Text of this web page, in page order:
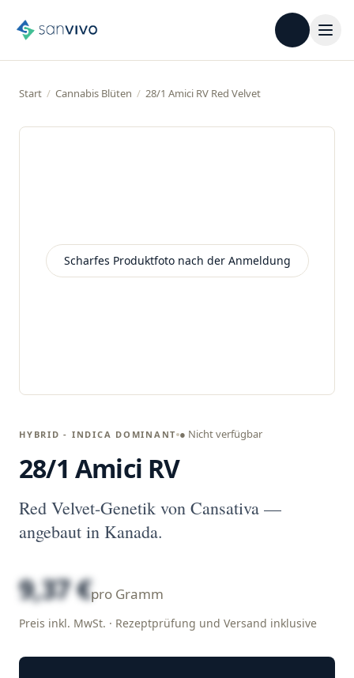
Start / Cannabis Blüten / 28/1 Amici RV Red Velvet
Scharfes Produktfoto nach der Anmeldung
HYBRID - INDICA DOMINANT ● Nicht verfügbar
28/1 Amici RV
Red Velvet-Genetik von Cansativa —
angebaut in Kanada.
9,37 €pro Gramm
Preis inkl. MwSt. · Rezeptprüfung und Versand inklusive